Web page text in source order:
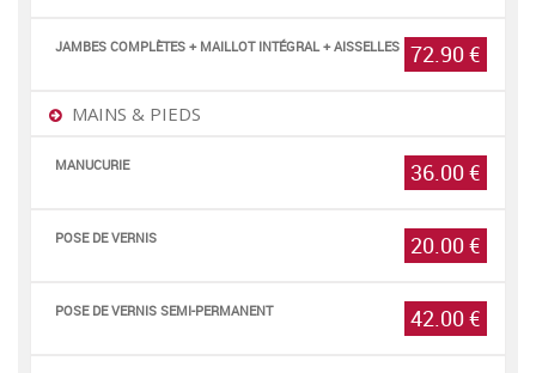
72.90 €
JAMBES COMPLÈTES + MAILLOT INTÉGRAL + AISSELLES
MAINS & PIEDS
36.00 €
MANUCURIE
20.00 €
POSE DE VERNIS
42.00 €
POSE DE VERNIS SEMI-PERMANENT